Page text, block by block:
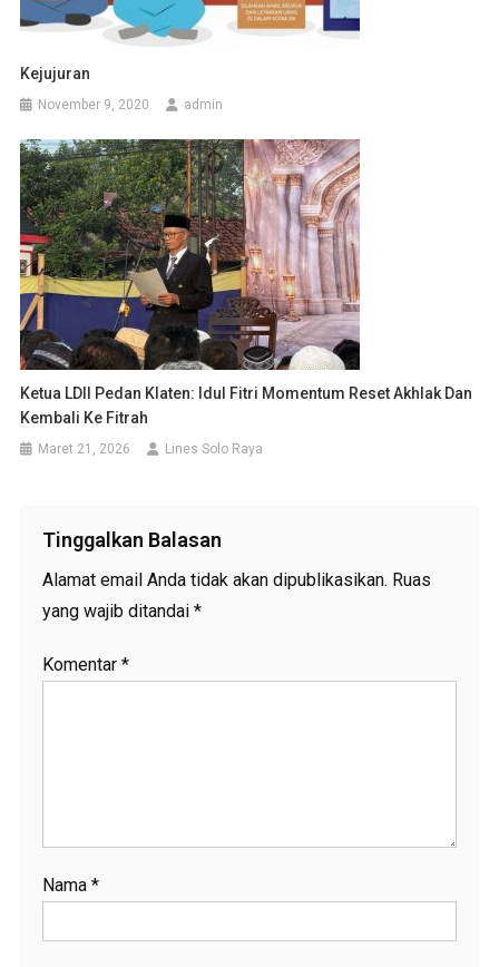
Kejujuran
November 9, 2020 admin
Ketua LDII Pedan Klaten: Idul Fitri Momentum Reset Akhlak Dan
Kembali Ke Fitrah
Maret 21, 2026 Lines Solo Raya
Tinggalkan Balasan
Alamat email Anda tidak akan dipublikasikan. Ruas
yang wajib ditandai *
Komentar *
Nama *